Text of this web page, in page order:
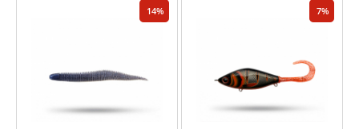
14 7